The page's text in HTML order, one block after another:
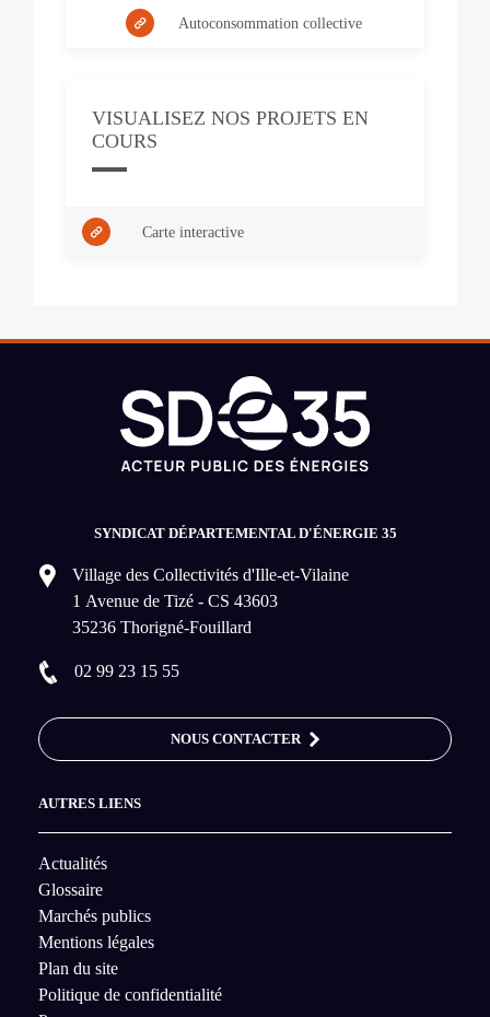
Autoconsommation collective
VISUALISEZ NOS PROJETS EN
COURS
Carte interactive
SYNDICAT DÉPARTEMENTAL D'ÉNERGIE 35
Village des Collectivités d'Ille-et-Vilaine
1 Avenue de Tizé - CS 43603
35236 Thorigné-Fouillard
02 99 23 15 55
NOUS CONTACTER
AUTRES LIENS
Actualités
Glossaire
Marchés publics
Mentions légales
Plan du site
Politique de confidentialité